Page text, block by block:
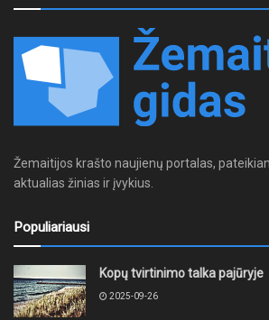
Žemaitijos krašto naujienų portalas,
aktualias žinias ir įvykius.
Populiariausi
Kopų tvirtinimo talka pajūryje
2025-09-26